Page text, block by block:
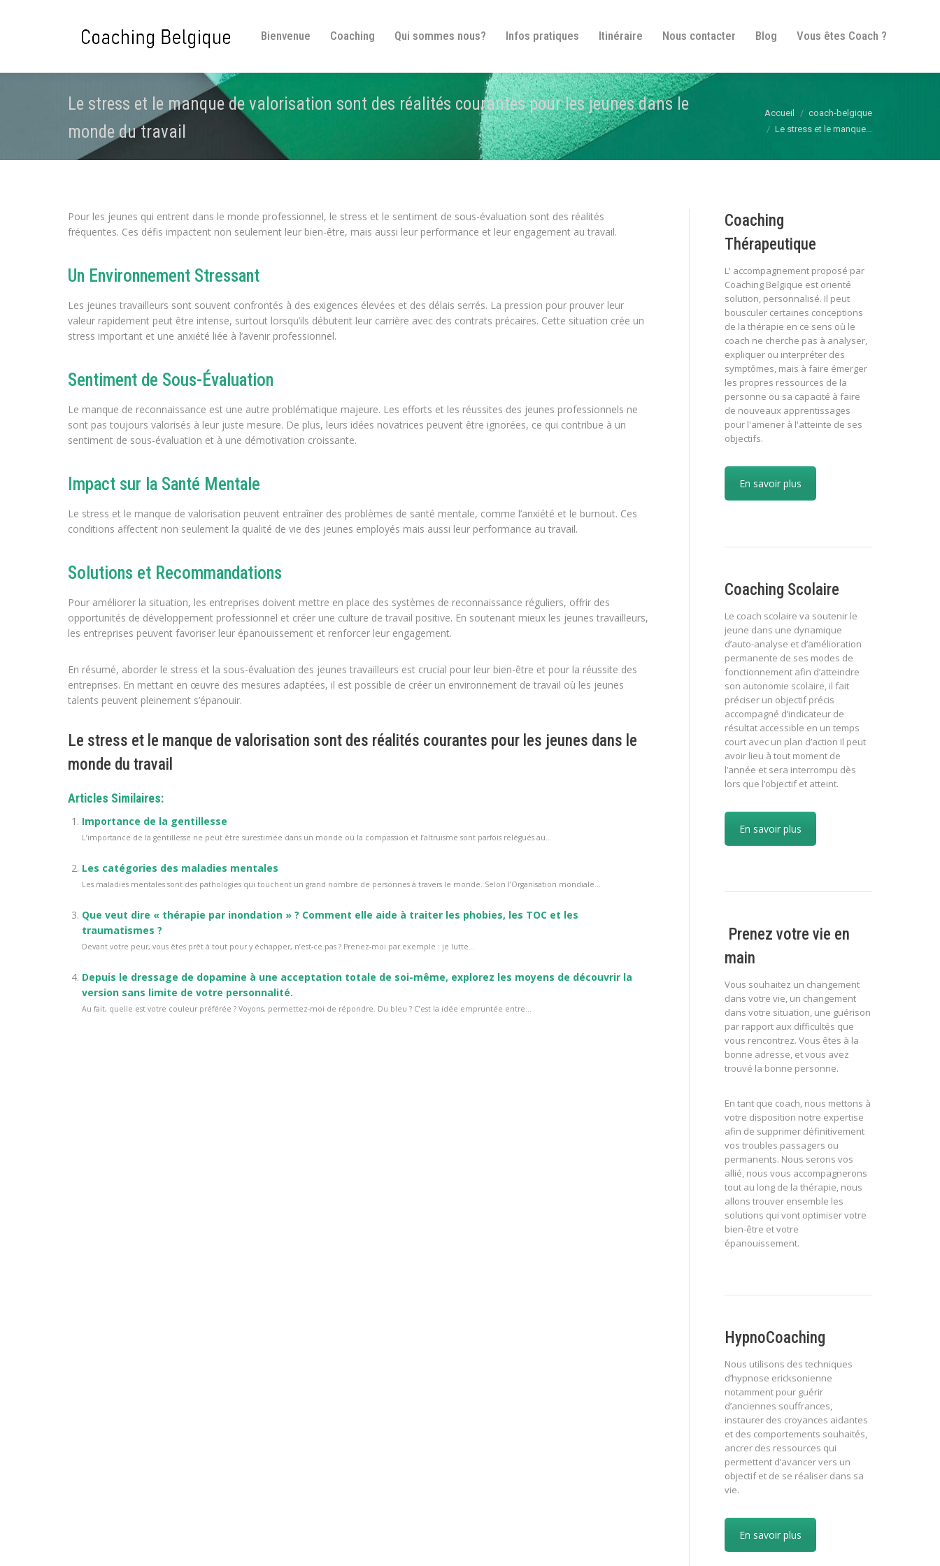
Bienvenue Coaching Qui sommes nous? Infos pratiques Itinéraire Nous contacter Blog Vous êtes Coach ?
Le stress et le manque de valorisation sont des réalités courantes pour les jeunes dans le
monde du travail
Accueil
coach-belgique
Le stress et le manque…
Pour les jeunes qui entrent dans le monde professionnel, le stress et le sentiment de sous-évaluation sont des réalités
fréquentes. Ces défis impactent non seulement leur bien-être, mais aussi leur performance et leur engagement au travail.
Un Environnement Stressant
Les jeunes travailleurs sont souvent confrontés à des exigences élevées et des délais serrés. La pression pour prouver leur
valeur rapidement peut être intense, surtout lorsqu’ils débutent leur carrière avec des contrats précaires. Cette situation crée un
stress important et une anxiété liée à l’avenir professionnel.
Sentiment de Sous-Évaluation
Le manque de reconnaissance est une autre problématique majeure. Les efforts et les réussites des jeunes professionnels ne
sont pas toujours valorisés à leur juste mesure. De plus, leurs idées novatrices peuvent être ignorées, ce qui contribue à un
sentiment de sous-évaluation et à une démotivation croissante.
Impact sur la Santé Mentale
Le stress et le manque de valorisation peuvent entraîner des problèmes de santé mentale, comme l’anxiété et le burnout. Ces
conditions affectent non seulement la qualité de vie des jeunes employés mais aussi leur performance au travail.
Solutions et Recommandations
Pour améliorer la situation, les entreprises doivent mettre en place des systèmes de reconnaissance réguliers, offrir des
opportunités de développement professionnel et créer une culture de travail positive. En soutenant mieux les jeunes travailleurs,
les entreprises peuvent favoriser leur épanouissement et renforcer leur engagement.
En résumé, aborder le stress et la sous-évaluation des jeunes travailleurs est crucial pour leur bien-être et pour la réussite des
entreprises. En mettant en œuvre des mesures adaptées, il est possible de créer un environnement de travail où les jeunes
talents peuvent pleinement s’épanouir.
Le stress et le manque de valorisation sont des réalités courantes pour les jeunes dans le
monde du travail
Articles Similaires:
Importance de la gentillesse
L’importance de la gentillesse ne peut être surestimée dans un monde où la compassion et l’altruisme sont parfois relégués au...
Les catégories des maladies mentales
Les maladies mentales sont des pathologies qui touchent un grand nombre de personnes à travers le monde. Selon l’Organisation mondiale...
Que veut dire « thérapie par inondation » ? Comment elle aide à traiter les phobies, les TOC et les
traumatismes ?
Devant votre peur, vous êtes prêt à tout pour y échapper, n’est-ce pas ? Prenez-moi par exemple : je lutte...
Depuis le dressage de dopamine à une acceptation totale de soi-même, explorez les moyens de découvrir la
version sans limite de votre personnalité.
Au fait, quelle est votre couleur préférée ? Voyons, permettez-moi de répondre. Du bleu ? C’est la idée empruntée entre...
Coaching
Thérapeutique
L' accompagnement proposé par
Coaching Belgique est orienté
solution, personnalisé. Il peut
bousculer certaines conceptions
de la thérapie en ce sens où le
coach ne cherche pas à analyser,
expliquer ou interpréter des
symptômes, mais à faire émerger
les propres ressources de la
personne ou sa capacité à faire
de nouveaux apprentissages
pour l'amener à l'atteinte de ses
objectifs.
En savoir plus
Coaching Scolaire
Le coach scolaire va soutenir le
jeune dans une dynamique
d’auto-analyse et d’amélioration
permanente de ses modes de
fonctionnement afin d’atteindre
son autonomie scolaire, il fait
préciser un objectif précis
accompagné d’indicateur de
résultat accessible en un temps
court avec un plan d’action Il peut
avoir lieu à tout moment de
l’année et sera interrompu dès
lors que l’objectif et atteint.
En savoir plus
Prenez votre vie en
main
Vous souhaitez un changement
dans votre vie, un changement
dans votre situation, une guérison
par rapport aux difficultés que
vous rencontrez. Vous êtes à la
bonne adresse, et vous avez
trouvé la bonne personne.
En tant que coach, nous mettons à
votre disposition notre expertise
afin de supprimer définitivement
vos troubles passagers ou
permanents. Nous serons vos
allié, nous vous accompagnerons
tout au long de la thérapie, nous
allons trouver ensemble les
solutions qui vont optimiser votre
bien-être et votre
épanouissement.
HypnoCoaching
Nous utilisons des techniques
d’hypnose ericksonienne
notamment pour guérir
d’anciennes souffrances,
instaurer des croyances aidantes
et des comportements souhaités,
ancrer des ressources qui
permettent d’avancer vers un
objectif et de se réaliser dans sa
vie.
En savoir plus